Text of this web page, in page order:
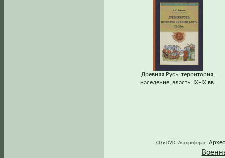
Древняя Русь: территория,
население, власть. IХ–IХ вв.
CD и DVD Автореферат